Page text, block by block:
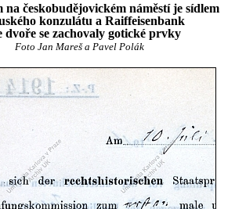
na českobudějovickém náměstí je sídlem
konzulátu a Raiffeisenbank
dvoře se zachovaly gotické prvky
Foto Jan Mareš a Pavel Polák